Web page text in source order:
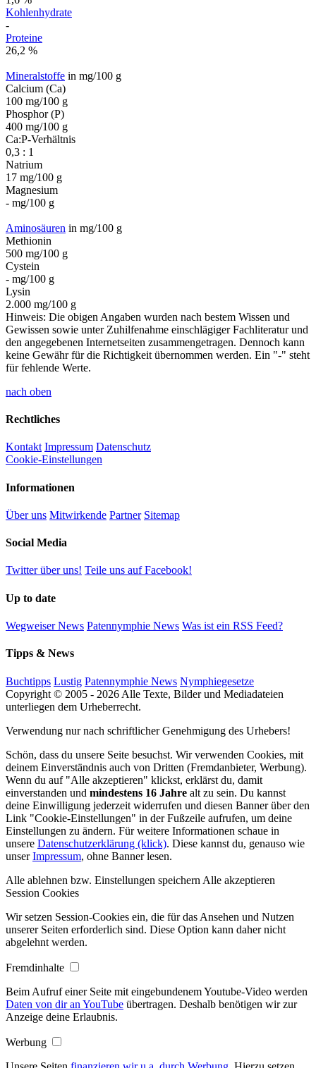
Kohlenhydrate
-
Proteine
26,2 %
Mineralstoffe in mg/100 g
Calcium (Ca)
100 mg/100 g
Phosphor (P)
400 mg/100 g
Ca:P-Verhältnis
0,3 : 1
Natrium
17 mg/100 g
Magnesium
- mg/100 g
Aminosäuren in mg/100 g
Methionin
500 mg/100 g
Cystein
- mg/100 g
Lysin
2.000 mg/100 g
Hinweis: Die obigen Angaben wurden nach bestem Wissen und
Gewissen sowie unter Zuhilfenahme einschlägiger Fachliteratur und
den angegebenen Internetseiten zusammengetragen. Dennoch kann
keine Gewähr für die Richtigkeit übernommen werden. Ein "-" steht
für fehlende Werte.
nach oben
Rechtliches
Kontakt Impressum Datenschutz
Cookie-Einstellungen
Informationen
Über uns Mitwirkende Partner Sitemap
Social Media
Twitter über uns! Teile uns auf Facebook!
Up to date
Wegweiser News Patennymphie News Was ist ein RSS Feed?
Tipps & News
Buchtipps Lustig Patennymphie News Nymphiegesetze
Copyright © 2005 - 2026 Alle Texte, Bilder und Mediadateien
unterliegen dem Urheberrecht.
Verwendung nur nach schriftlicher Genehmigung des Urhebers!
Schön, dass du unsere Seite besuchst. Wir verwenden Cookies, mit
deinem Einverständnis auch von Dritten (Fremdanbieter, Werbung).
Wenn du auf "Alle akzeptieren" klickst, erklärst du, damit
einverstanden und mindestens 16 Jahre alt zu sein. Du kannst
deine Einwilligung jederzeit widerrufen und diesen Banner über den
Link "Cookie-Einstellungen" in der Fußzeile aufrufen, um deine
Einstellungen zu ändern. Für weitere Informationen schaue in
unsere Datenschutzerklärung (klick). Diese kannst du, genauso wie
unserImpressum, ohne Banner lesen.
Alle ablehnen bzw. Einstellungen speichern Alle akzeptieren
Session Cookies
Wir setzen Session-Cookies ein, die für das Ansehen und Nutzen
unserer Seiten erforderlich sind. Diese Option kann daher nicht
abgelehnt werden.
Fremdinhalte
Beim Aufruf einer Seite mit eingebundenem Youtube-Video werden
Daten von dir an YouTube übertragen. Deshalb benötigen wir zur
Anzeige deine Erlaubnis.
Werbung